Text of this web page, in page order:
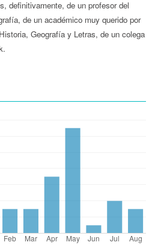
definitivamente, de un profesor del
de un académico muy querido por
Geografía y Letras, de un colega